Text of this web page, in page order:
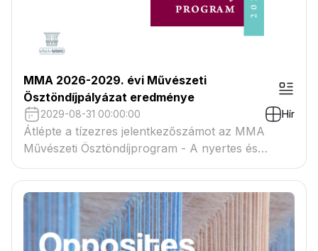
MMA 2026-2029. évi Művészeti
Ösztöndíjpályázat eredménye
2029-08-31 00:00:00 Hír
Átlépte a tízezres jelentkezőszámot az MMA
Művészeti Ösztöndíjprogram - A nyertes és
tartaléklistás pályázók névsora megtekinthető a
csatolmányban